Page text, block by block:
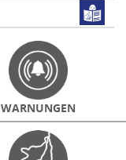
WARNUNGEN